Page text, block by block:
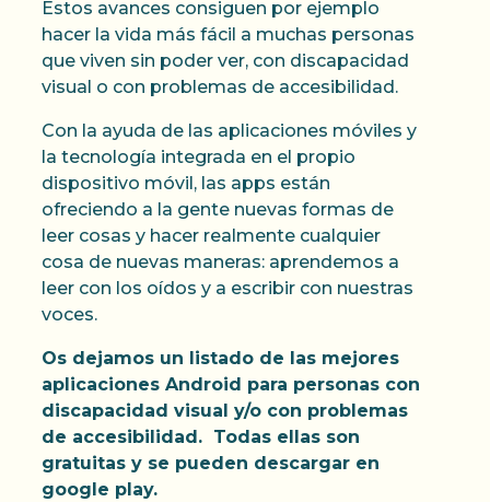
Estos avances consiguen por ejemplo
hacer la vida más fácil a muchas personas
que viven sin poder ver, con discapacidad
visual o con problemas de accesibilidad.
Con la ayuda de las aplicaciones móviles y
la tecnología integrada en el propio
dispositivo móvil, las apps están
ofreciendo a la gente nuevas formas de
leer cosas y hacer realmente cualquier
cosa de nuevas maneras: aprendemos a
leer con los oídos y a escribir con nuestras
voces.
Os dejamos un listado de las mejores
aplicaciones Android para personas con
discapacidad visual y/o con problemas
de accesibilidad. Todas ellas son
gratuitas y se pueden descargar en
google play.